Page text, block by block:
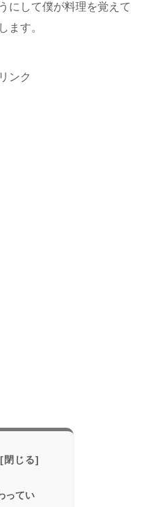
にして僕が料理を覚えて
ます。
ンク
ってい